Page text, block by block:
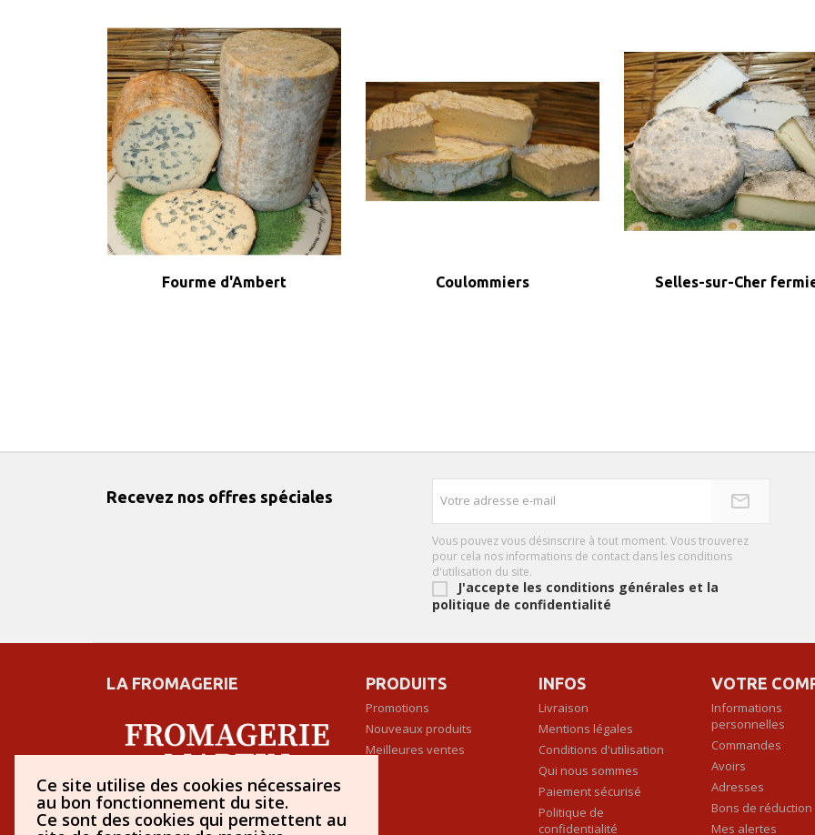
Aperçu rapide
Fourme d'Ambert Aperçu rapide
Coulommiers Aperçu rapide
Selles-sur-Cher
Recevez nos offres spéciales
Vous pouvez vous désinscrire à tout moment. Vous trouverez
pour cela nos informations de contact dans les conditions
d'utilisation du site.
J'accepte les conditions générales et la
politique de confidentialité
LA FROMAGERIE
Fromagerie à Lorient (56)
PRODUITS
Promotions
Nouveaux produits
Meilleures ventes
INFOS
Livraison
Mentions légales
Conditions d'utilisation
Qui nous sommes
Paiement sécurisé
Politique de
confidentialité
VOTRE
Informations
personnelles
Commandes
Avoirs
Adresses
Bons de réduction
Mes alertes
Ce site utilise des cookies nécessaires
au bon fonctionnement du site.
Ce sont des cookies qui permettent au